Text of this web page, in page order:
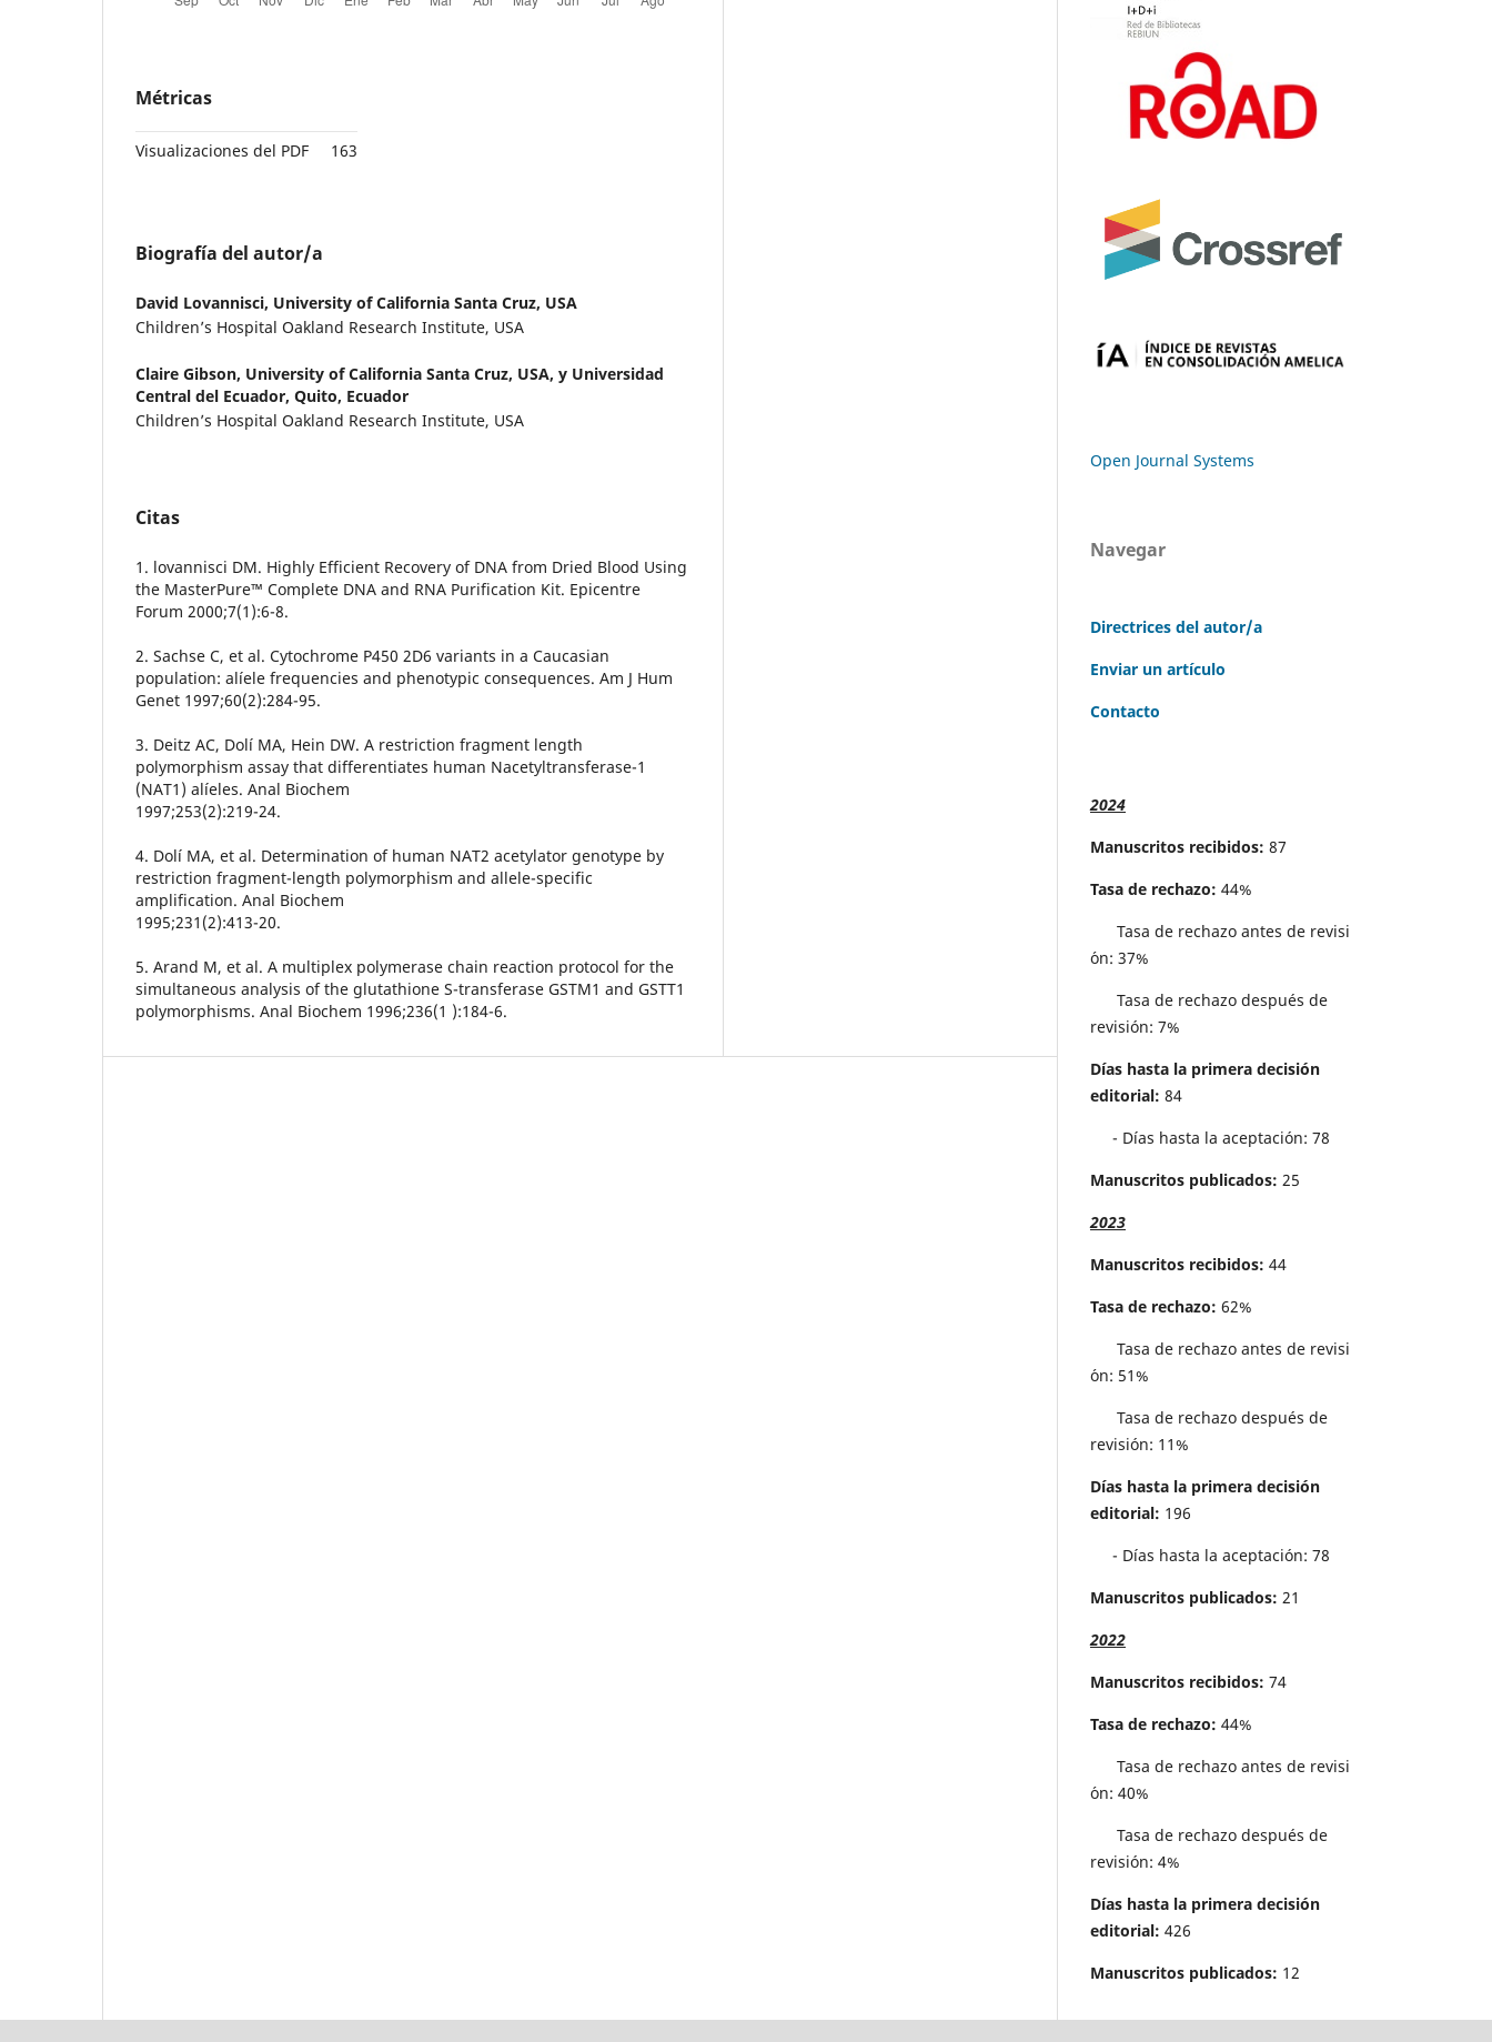
Métricas
Visualizaciones del PDF 163
Biografía del autor/a
David Lovannisci, University of California Santa Cruz, USA
Children’s Hospital Oakland Research Institute, USA
Claire Gibson, University of California Santa Cruz, USA, y Universidad
Central del Ecuador, Quito, Ecuador
Children’s Hospital Oakland Research Institute, USA
Citas
1. lovannisci DM. Highly Efficient Recovery of DNA from Dried Blood Using
the MasterPure™ Complete DNA and RNA Purification Kit. Epicentre
Forum 2000;7(1):6-8.
2. Sachse C, et al. Cytochrome P450 2D6 variants in a Caucasian
population: alíele frequencies and phenotypic consequences. Am J Hum
Genet 1997;60(2):284-95.
3. Deitz AC, Dolí MA, Hein DW. A restriction fragment length
polymorphism assay that differentiates human Nacetyltransferase-1
(NAT1) alíeles. Anal Biochem
1997;253(2):219-24.
4. Dolí MA, et al. Determination of human NAT2 acetylator genotype by
restriction fragment-length polymorphism and allele-specific
amplification. Anal Biochem
1995;231(2):413-20.
5. Arand M, et al. A multiplex polymerase chain reaction protocol for the
simultaneous analysis of the glutathione S-transferase GSTM1 and GSTT1
polymorphisms. Anal Biochem 1996;236(1 ):184-6.
Open Journal Systems
Navegar
Directrices del autor/a
Enviar un artículo
Contacto
2024
Manuscritos recibidos: 87
Tasa de rechazo: 44%
Tasa de rechazo antes de revisi
´on: 37%
Tasa de rechazo después de
revisión: 7%
Días hasta la primera decisión
editorial: 84
- Días hasta la aceptación: 78
Manuscritos publicados: 25
2023
Manuscritos recibidos: 44
Tasa de rechazo: 62%
Tasa de rechazo antes de revisi
´on: 51%
Tasa de rechazo después de
revisión: 11%
Días hasta la primera decisión
editorial: 196
- Días hasta la aceptación: 78
Manuscritos publicados: 21
2022
Manuscritos recibidos: 74
Tasa de rechazo: 44%
Tasa de rechazo antes de revisi
´on: 40%
Tasa de rechazo después de
revisión: 4%
Días hasta la primera decisión
editorial: 426
Manuscritos publicados: 12